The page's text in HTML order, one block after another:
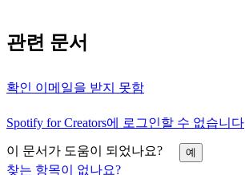
찾는 항목이 없나요?
관련 문서
확인 이메일을 받지 못함
Spotify for Creators에 로그인할 수 없습니다
이 문서가 도움이 되었나요? 예